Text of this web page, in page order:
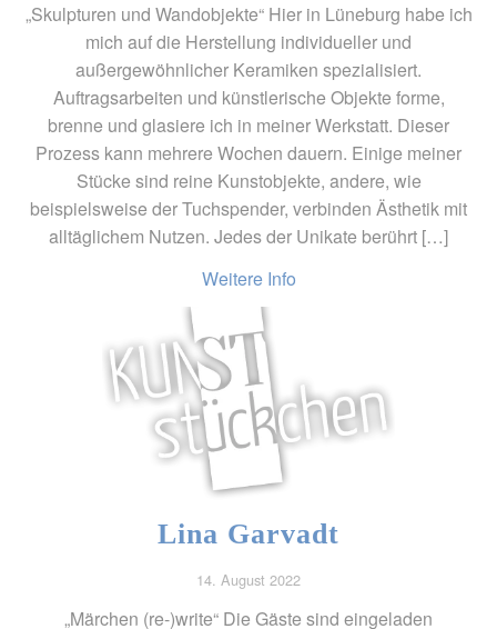
„Skulpturen und Wandobjekte“ Hier in Lüneburg habe ich
mich auf die Herstellung individueller und
außergewöhnlicher Keramiken spezialisiert.
Auftragsarbeiten und künstlerische Objekte forme,
brenne und glasiere ich in meiner Werkstatt. Dieser
Prozess kann mehrere Wochen dauern. Einige meiner
Stücke sind reine Kunstobjekte, andere, wie
beispielsweise der Tuchspender, verbinden Ästhetik mit
alltäglichem Nutzen. Jedes der Unikate berührt […]
Weitere Info
Lina Garvadt
14. August 2022
„Märchen (re-)write“ Die Gäste sind eingeladen